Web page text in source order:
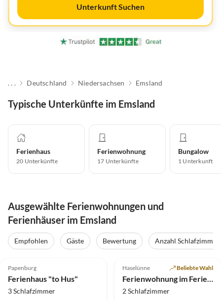
Unterkunft Suchen
. . . Deutschland Niedersachsen Emsland
Typische Unterkünfte im Emsland
Ferienhaus
20 Unterkünfte
Ferienwohnung
17 Unterkünfte
Bungalow
1 Unterkunft
Ausgewählte Ferienwohnungen und
Ferienhäuser im Emsland
Empfohlen Gäste Bewertung Anzahl Schlafzimmer
Top-Inserat
Papenburg
Ferienhaus "to Hus"
3 Schlafzimmer
Haselünne Beliebte Wahl
Ferienwohnung im Ferienhaus Zur Alten Fähre
2 Schlafzimmer